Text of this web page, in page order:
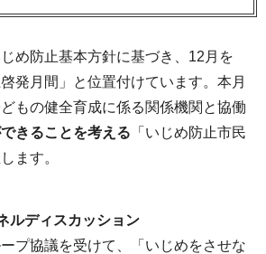
め防止基本方針に基づき、12月を
発月間」と位置付けています。本月
もの健全育成に係る関係機関と協働
きることを考える 「いじめ防止市民
ます。
ルディスカッション
プ協議を受けて、「いじめをさせな